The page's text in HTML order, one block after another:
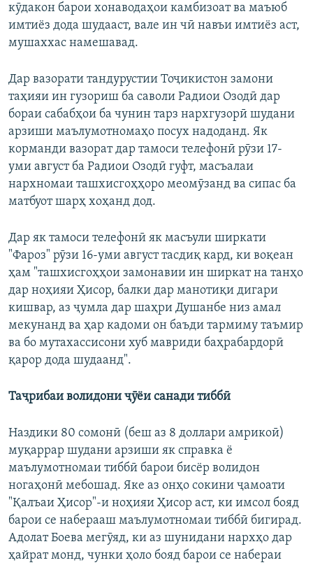
кӯдакон барои хонаводаҳои камбизоат ва маъюб
имтиёз дода шудааст, вале ин чӣ навъи имтиёз аст,
мушаххас намешавад.
Дар вазорати тандурустии Тоҷикистон замони
таҳияи ин гузориш ба саволи Радиои Озодӣ дар
бораи сабабҳои ба чунин тарз нархгузорӣ шудани
арзиши маълумотномаҳо посух надоданд. Як
корманди вазорат дар тамоси телефонӣ рӯзи 17-
уми август ба Радиои Озодӣ гуфт, масъалаи
нархномаи ташхисгоҳҳоро меомӯзанд ва сипас ба
матбуот шарҳ хоҳанд дод.
Дар як тамоси телефонӣ як масъули ширкати
"Фароз" рӯзи 16-уми август тасдиқ кард, ки воқеан
ҳам "ташхисгоҳҳои замонавии ин ширкат на танҳо
дар ноҳияи Ҳисор, балки дар манотиқи дигари
кишвар, аз ҷумла дар шаҳри Душанбе низ амал
мекунанд ва ҳар кадоми он баъди тармиму таъмир
ва бо мутахассисони хуб мавриди баҳрабардорӣ
қарор дода шудаанд".
Таҷрибаи волидони ҷӯёи санади тиббӣ
Наздики 80 сомонӣ (беш аз 8 доллари амрикоӣ)
муқаррар шудани арзиши як справка ё
маълумотномаи тиббӣ барои бисёр волидон
ногаҳонӣ мебошад. Яке аз онҳо сокини ҷамоати
"Қалъаи Ҳисор"-и ноҳияи Ҳисор аст, ки имсол бояд
барои се наберааш маълумотномаи тиббӣ бигирад.
Адолат Боева мегӯяд, ки аз шунидани нархҳо дар
ҳайрат монд, чунки ҳоло бояд барои се набераи